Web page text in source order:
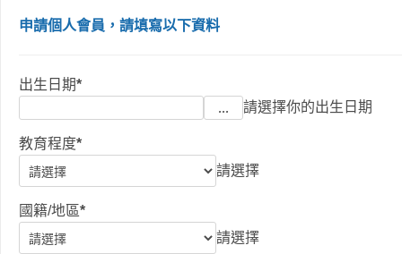
申請個人會員，請填寫以下資料
出生日期*
請選擇你的出生日期
教育程度*
請選擇
國籍/地區*
請選擇